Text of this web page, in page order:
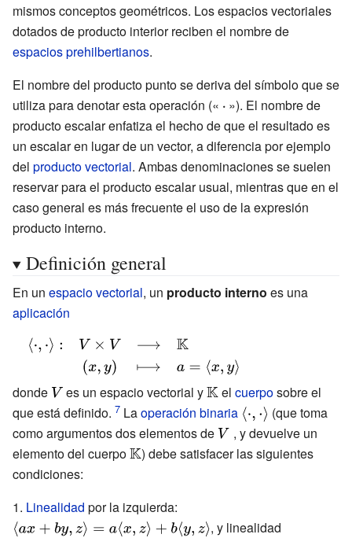
mismos conceptos geométricos. Los espacios vectoriales
dotados de producto interior reciben el nombre de
espacios prehilbertianos.
El nombre del producto punto se deriva del símbolo que se
utiliza para denotar esta operación (« · »). El nombre de
producto escalar enfatiza el hecho de que el resultado es
un escalar en lugar de un vector, a diferencia por ejemplo
del producto vectorial. Ambas denominaciones se suelen
reservar para el producto escalar usual, mientras que en el
caso general es más frecuente el uso de la expresión
producto interno.
Definición general
En un espacio vectorial, un producto interno es una
aplicación
{\displaystyle
{\begin{array}
{rccl}\langle
\cdot ,\cdot
\rangle
donde {\displaystyle
V}
es un espacio vectorial y{\displaystyle
\mathbb {K} }
elcuerposobre el
que está definido.
Laoperación binaria {\displaystyle
\langle \cdot
,\cdot \rangle
(que toma
como argumentos dos elementos de {\displaystyle
V\;}
, y devuelve un
elemento del cuerpo{\displaystyle
) debe satisfacer las siguientes
condiciones:
Linealidad por la izquierda:
\langle, y linealidad